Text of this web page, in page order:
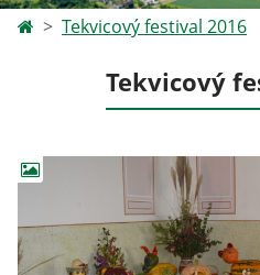
Tekvicový festival 2016
Tekvicový